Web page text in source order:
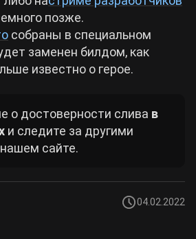
позже.
собраны в специальном
заменен билдом, как
известно о герое.
о достоверности слива в
и следите за другими
сайте.
04.02.2022